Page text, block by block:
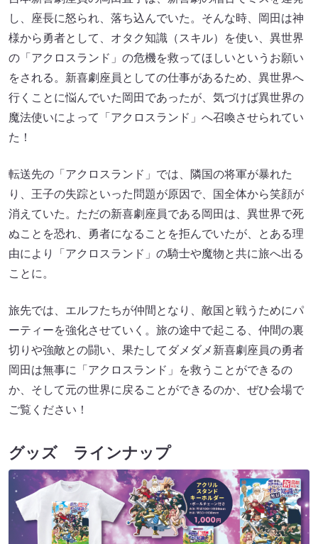
し、座長に怒られ、落ち込んでいた。そんな時、岡田は神
様から勇者として、オタク知識（スキル）を使い、異世界
の「アクロスランド」の危機を救ってほしいというお願い
をされる。新喜劇座員としての仕事があるため、異世界へ
行くことに悩んでいた岡田であったが、気づけば異世界の
魔法使いによって「アクロスランド」へ召喚させられてい
た！
転送先の「アクロスランド」では、隣国の将軍が暴れた
り、王子の失踪といった問題が原因で、国全体から笑顔が
消えていた。ただの新喜劇座員である岡田は、異世界で死
ぬことを恐れ、勇者になることを拒んでいたが、とある理
由により「アクロスランド」の騎士や魔物と共に旅へ出る
ことに。
旅先では、エルフたちが仲間となり、敵国と戦うためにパ
ーティーを強化させていく。旅の途中で起こる、仲間の裏
切りや強敵との闘い、果たしてダメダメ新喜劇座員の勇者
岡田は無事に「アクロスランド」を救うことができるの
か、そして元の世界に戻ることができるのか、ぜひ会場で
ご覧ください！
グッズ ラインナップ